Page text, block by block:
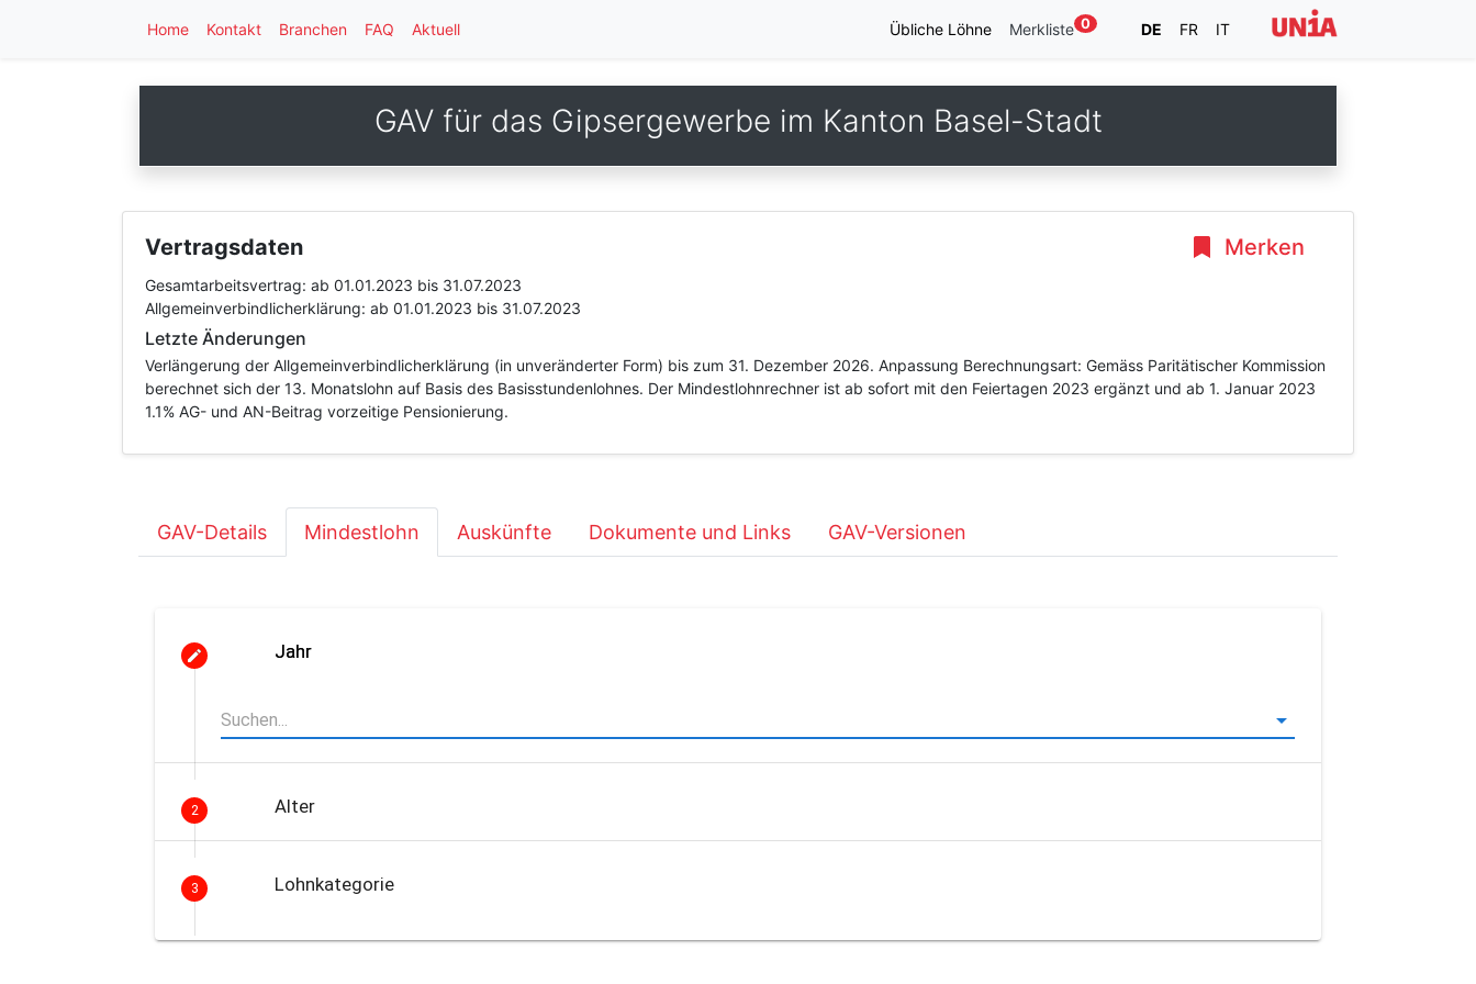
Home Kontakt Branchen FAQ Aktuell Übliche Löhne Merkliste 0 DE FR IT
GAV für das Gipsergewerbe im Kanton Basel-Stadt
Merken
Vertragsdaten
Gesamtarbeitsvertrag: ab 01.01.2023 bis 31.07.2023
Allgemeinverbindlicherklärung: ab 01.01.2023 bis 31.07.2023
Letzte Änderungen
Verlängerung der Allgemeinverbindlicherklärung (in unveränderter Form) bis zum 31. Dezember 2026. Anpassung Berechnungsart: Gemäss Paritätischer Kommission
berechnet sich der 13. Monatslohn auf Basis des Basisstundenlohnes. Der Mindestlohnrechner ist ab sofort mit den Feiertagen 2023 ergänzt und ab 1. Januar 2023
1.1% AG- und AN-Beitrag vorzeitige Pensionierung.
GAV-Details Mindestlohn Auskünfte Dokumente und Links GAV-Versionen
Jahr
2 Alter
3 Lohnkategorie